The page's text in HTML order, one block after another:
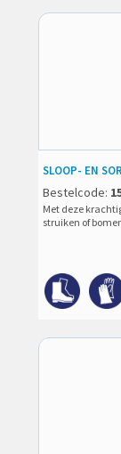
SLOOP- EN
Bestelcode:
Met deze
struiken of